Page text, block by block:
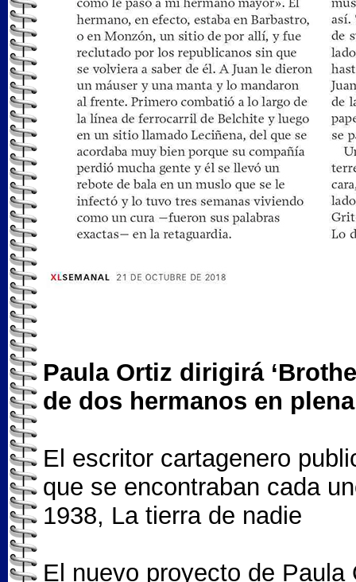
Paula Ortiz dirigirá
de dos hermanos en
El escritor cartagenero
que se encontraban cada
1938, La tierra de nadie
El nuevo proyecto de